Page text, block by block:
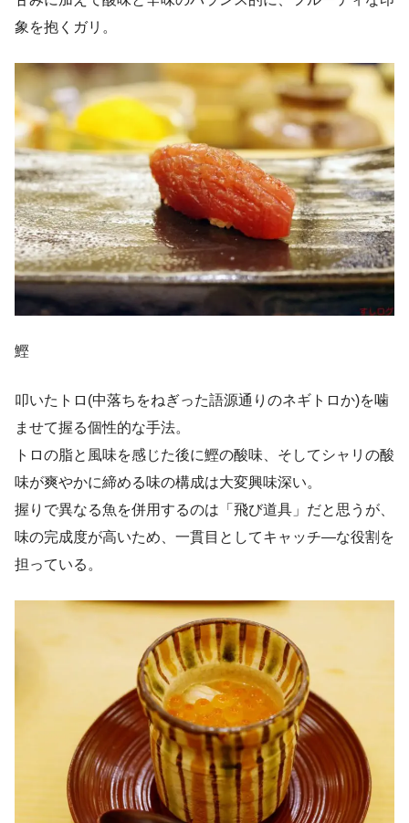
象を抱くガリ。
鰹
叩いたトロ(中落ちをねぎった語源通りのネギトロか)を噛
ませて握る個性的な手法。
トロの脂と風味を感じた後に鰹の酸味、そしてシャリの酸
味が爽やかに締める味の構成は大変興味深い。
握りで異なる魚を併用するのは「飛び道具」だと思うが、
味の完成度が高いため、一貫目としてキャッチ―な役割を
担っている。